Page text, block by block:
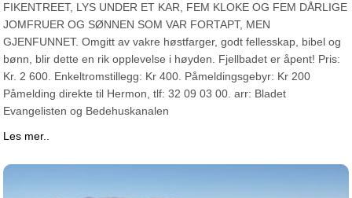
FIKENTREET, LYS UNDER ET KAR, FEM KLOKE OG FEM DÅRLIGE
JOMFRUER OG SØNNEN SOM VAR FORTAPT, MEN
GJENFUNNET. Omgitt av vakre høstfarger, godt fellesskap, bibel og
bønn, blir dette en rik opplevelse i høyden. Fjellbadet er åpent! Pris:
Kr. 2 600. Enkeltromstillegg: Kr 400. Påmeldingsgebyr: Kr 200
Påmelding direkte til Hermon, tlf: 32 09 03 00. arr: Bladet
Evangelisten og Bedehuskanalen
Les mer..